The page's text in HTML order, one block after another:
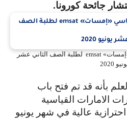
جائحة كورونا.
جدول اختبار الإمارات القياسي «إمسات» emsat لطلبة الصف الثاني عشر
قد تم فتح باب
القياسية
عالية في شهر يونيو